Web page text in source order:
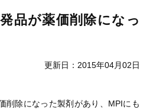
品が薬価削除になっ
更新日：2015年04月02日
除になった製剤があり、MPIにも